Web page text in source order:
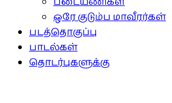
ஒரே குடும்ப மாவீரர்கள்
படத்தொகுப்பு
பாடல்கள்
தொடர்புகளுக்கு